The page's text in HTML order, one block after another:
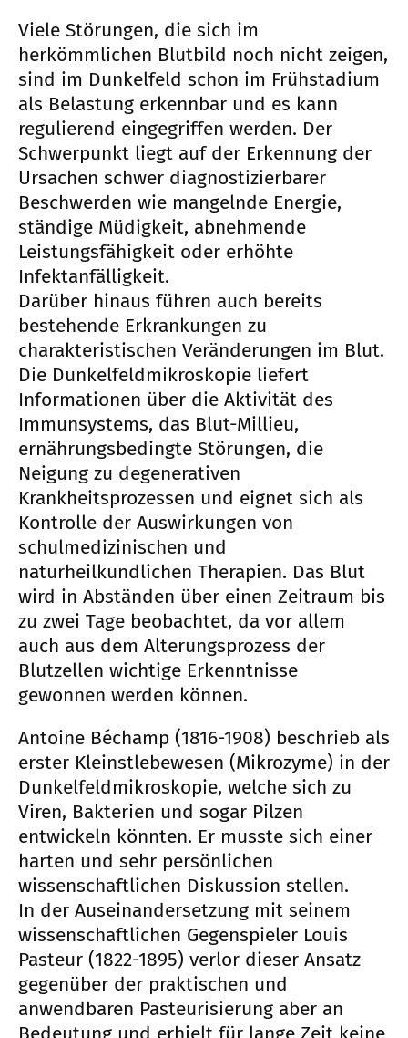
Viele Störungen, die sich im
herkömmlichen Blutbild noch nicht zeigen,
sind im Dunkelfeld schon im Frühstadium
als Belastung erkennbar und es kann
regulierend eingegriffen werden. Der
Schwerpunkt liegt auf der Erkennung der
Ursachen schwer diagnostizierbarer
Beschwerden wie mangelnde Energie,
ständige Müdigkeit, abnehmende
Leistungsfähigkeit oder erhöhte
Infektanfälligkeit.
Darüber hinaus führen auch bereits
bestehende Erkrankungen zu
charakteristischen Veränderungen im Blut.
Die Dunkelfeldmikroskopie liefert
Informationen über die Aktivität des
Immunsystems, das Blut-Millieu,
ernährungsbedingte Störungen, die
Neigung zu degenerativen
Krankheitsprozessen und eignet sich als
Kontrolle der Auswirkungen von
schulmedizinischen und
naturheilkundlichen Therapien. Das Blut
wird in Abständen über einen Zeitraum bis
zu zwei Tage beobachtet, da vor allem
auch aus dem Alterungsprozess der
Blutzellen wichtige Erkenntnisse
gewonnen werden können.
Antoine Béchamp (1816-1908) beschrieb als
erster Kleinstlebewesen (Mikrozyme) in der
Dunkelfeldmikroskopie, welche sich zu
Viren, Bakterien und sogar Pilzen
entwickeln könnten. Er musste sich einer
harten und sehr persönlichen
wissenschaftlichen Diskussion stellen.
In der Auseinandersetzung mit seinem
wissenschaftlichen Gegenspieler Louis
Pasteur (1822-1895) verlor dieser Ansatz
gegenüber der praktischen und
anwendbaren Pasteurisierung aber an